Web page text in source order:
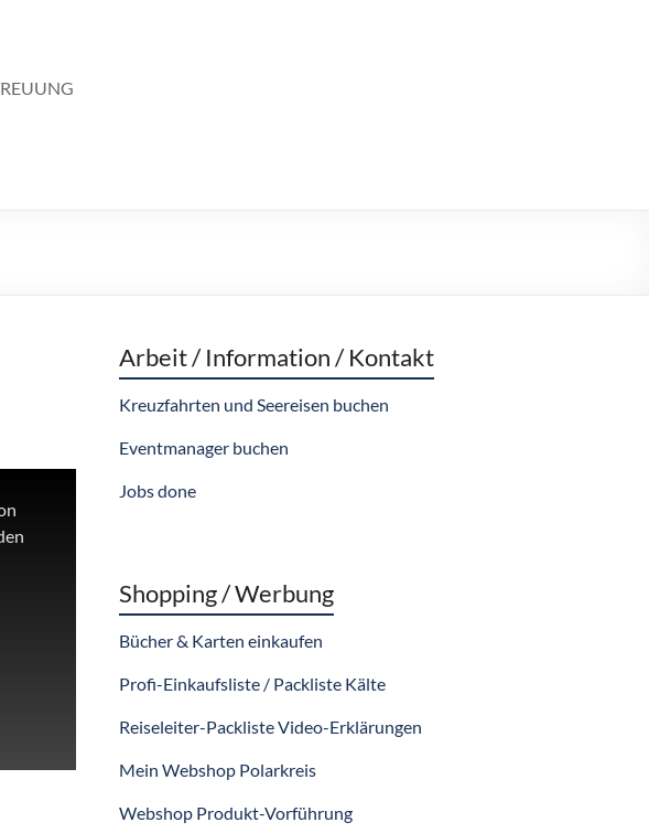
Arbeit / Information / Kontakt
Kreuzfahrten und Seereisen buchen
Eventmanager buchen
Jobs done
Shopping / Werbung
Bücher & Karten einkaufen
Profi-Einkaufsliste / Packliste Kälte
Reiseleiter-Packliste Video-Erklärungen
Mein Webshop Polarkreis
Webshop Produkt-Vorführung